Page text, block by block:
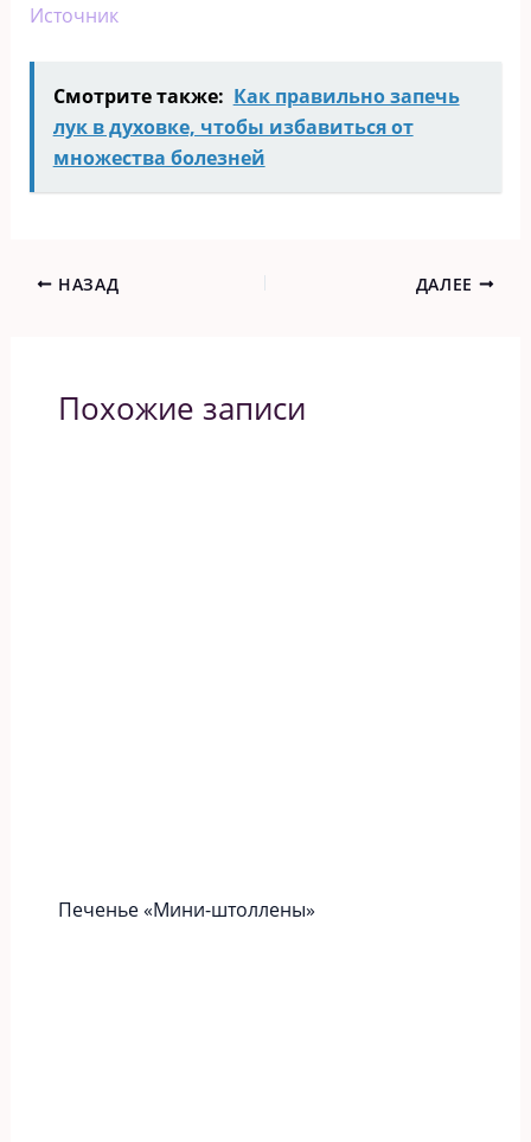
Источник
Смотрите также: Как правильно запечь
лук в духовке, чтобы избавиться от
множества болезней
НАЗАД ДАЛЕЕ
Похожие записи
Печенье «Мини-штоллены»